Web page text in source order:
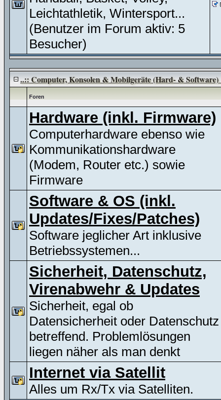
Leichtathletik, Wintersport...
(Benutzer im Forum aktiv: 5
Besucher)
..:: Computer, Konsolen & Mobilgeräte (Hard- & Software)
Foren
Hardware (inkl. Firmware)
Computerhardware ebenso wie
Kommunikationshardware
(Modem, Router etc.) sowie
Firmware
Software & OS (inkl.
Updates/Fixes/Patches)
Software jeglicher Art inklusive
Betriebssystemen...
Sicherheit, Datenschutz,
Virenabwehr & Updates
Sicherheit, egal ob
Datensicherheit oder Datenschutz
betreffend. Problemlösungen
liegen näher als man denkt
Internet via Satellit
Alles um Rx/Tx via Satelliten.